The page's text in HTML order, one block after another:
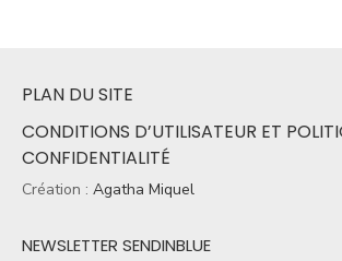
PLAN DU SITE
CONDITIONS D’UTILISATEUR ET
CONFIDENTIALITÉ
Création : Agatha Miquel
NEWSLETTER SENDINBLUE